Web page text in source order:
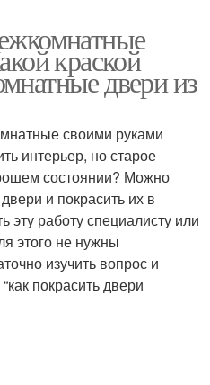
краской
двери из
своими руками
интерьер, но старое
состоянии? Можно
и покрасить их в
эту работу специалисту или
этого не нужны
изучить вопрос и
покрасить двери